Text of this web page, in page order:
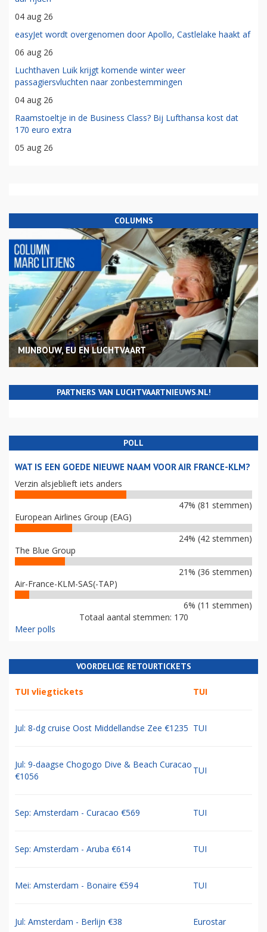
04 aug 26
easyJet wordt overgenomen door Apollo, Castlelake haakt af
06 aug 26
Luchthaven Luik krijgt komende winter weer
passagiersvluchten naar zonbestemmingen
04 aug 26
Raamstoeltje in de Business Class? Bij Lufthansa kost dat
170 euro extra
05 aug 26
COLUMNS
MIJNBOUW, EU EN LUCHTVAART
PARTNERS VAN LUCHTVAARTNIEUWS.NL!
POLL
WAT IS EEN GOEDE NIEUWE NAAM VOOR AIR FRANCE-KLM?
Verzin alsjeblieft iets anders
47% (81 stemmen)
European Airlines Group (EAG)
24% (42 stemmen)
The Blue Group
21% (36 stemmen)
Air-France-KLM-SAS(-TAP)
6% (11 stemmen)
Totaal aantal stemmen: 170
Meer polls
VOORDELIGE RETOURTICKETS
TUI vliegtickets TUI
Jul: 8-dg cruise Oost Middellandse Zee €1235 TUI
Jul: 9-daagse Chogogo Dive & Beach Curacao
€1056
TUI
Sep: Amsterdam - Curacao €569 TUI
Sep: Amsterdam - Aruba €614 TUI
Mei: Amsterdam - Bonaire €594 TUI
Jul: Amsterdam - Berlijn €38 Eurostar